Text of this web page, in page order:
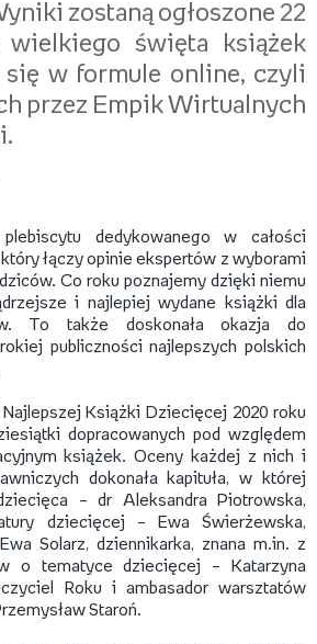
zostaną ogłoszone 22
wielkiego święta książek
się w formule online, czyli
przez Empik Wirtualnych
dedykowanego w całości
łączy opinie ekspertów z wyborami
Co roku poznajemy dzięki niemu
i najlepiej wydane książki dla
To także doskonała okazja do
publiczności najlepszych polskich
Książki Dziecięcej 2020 roku
dopracowanych pod względem
książek. Oceny każdej z nich i
dokonała kapituła, w której
– dr Aleksandra Piotrowska,
dziecięcej – Ewa Świerżewska,
Solarz, dziennikarka, znana m.in. z
o tematyce dziecięcej – Katarzyna
Roku i ambasador warsztatów
Staroń.